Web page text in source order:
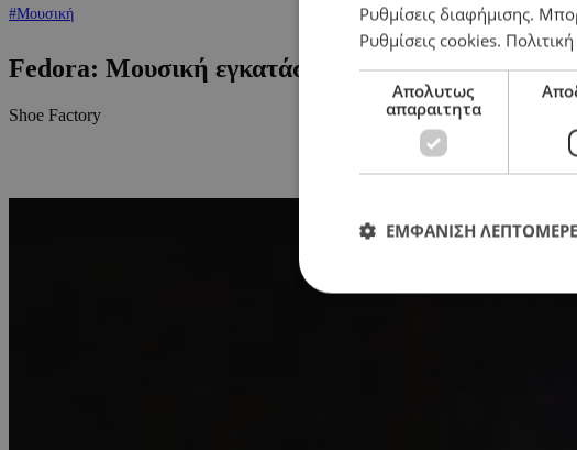
#Μουσική
Fedora: Μουσική εγκατάσταση πολυμέσων από
Shoe Factory
Ρυθμίσεις διαφήμισης.
Ρυθμίσεις cookies.
Απολυτως
απαραιτητα
ΕΜΦΑΝΙΣΗ